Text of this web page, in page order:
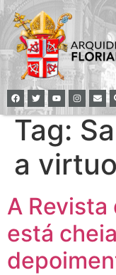
Tag:
a
A Revista
está